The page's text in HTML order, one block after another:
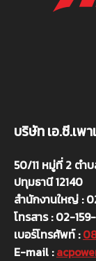
บริษัท เอ.ซี.เพ
50/11 หมู่ที่ 2 ตำ
ปทุมธานี 12140
สำนักงานใหญ่ :
โทรสาร : 02-
เบอร์โทรศัพท์ :
E-mail :